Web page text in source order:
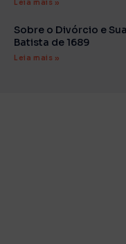
Leia mais »
Sobre o Divórcio e
Batista de 1689
Leia mais »